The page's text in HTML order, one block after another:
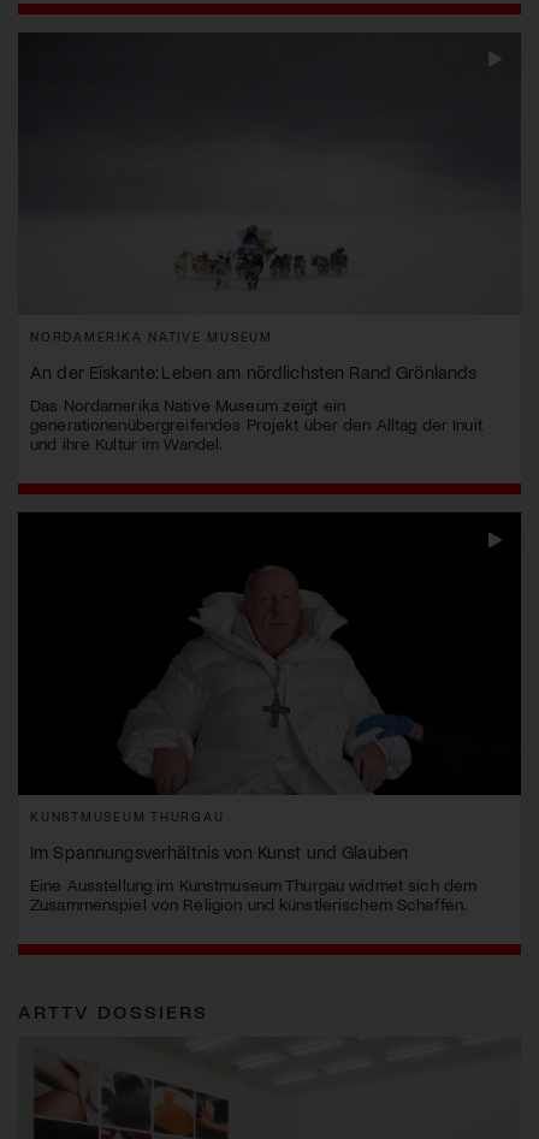
NORDAMERIKA NATIVE MUSEUM
An der Eiskante: Leben am nördlichsten Rand Grönlands
Das Nordamerika Native Museum zeigt ein
generationenübergreifendes Projekt über den Alltag der Inuit
und ihre Kultur im Wandel.
KUNSTMUSEUM THURGAU
Im Spannungsverhältnis von Kunst und Glauben
Eine Ausstellung im Kunstmuseum Thurgau widmet sich dem
Zusammenspiel von Religion und künstlerischem Schaffen.
ARTTV DOSSIERS